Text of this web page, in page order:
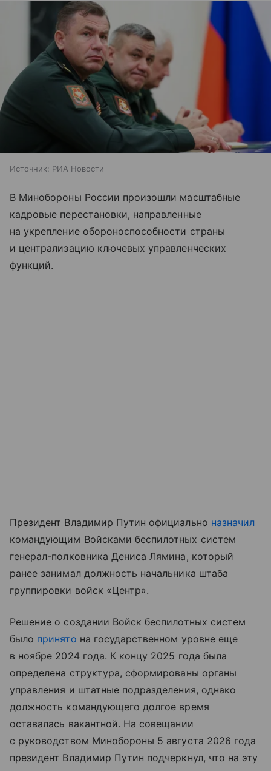
Источник: РИА Новости
В Минобороны России произошли масштабные
кадровые перестановки, направленные
на укрепление обороноспособности страны
и централизацию ключевых управленческих
функций.
Президент Владимир Путин официально назначил
командующим Войсками беспилотных систем
генерал-полковника Дениса Лямина, который
ранее занимал должность начальника штаба
группировки войск «Центр».
Решение о создании Войск беспилотных систем
было принято на государственном уровне еще
в ноябре 2024 года. К концу 2025 года была
определена структура, сформированы органы
управления и штатные подразделения, однако
должность командующего долгое время
оставалась вакантной. На совещании
с руководством Минобороны 5 августа 2026 года
президент Владимир Путин подчеркнул, что на эту